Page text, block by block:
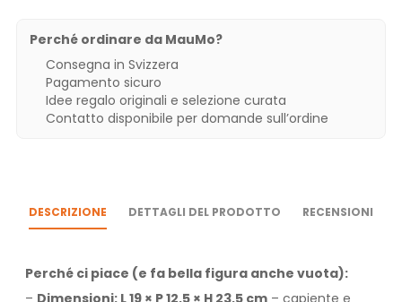
Perché ordinare da MauMo?
Consegna in Svizzera
Pagamento sicuro
Idee regalo originali e selezione curata
Contatto disponibile per domande sull’ordine
DESCRIZIONE DETTAGLI DEL PRODOTTO RECENSIONI
Perché ci piace (e fa bella figura anche vuota):